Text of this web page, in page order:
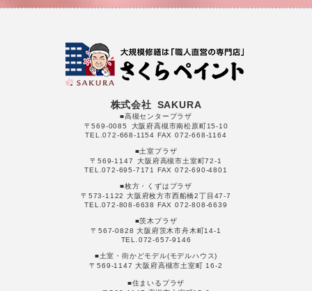
株式会社 SAKURA
■高槻センタープラザ
〒569-0085 大阪府高槻市南松原町15-10
TEL.072-668-1154 FAX 072-668-1164
■土室プラザ
〒569-1147 大阪府高槻市土室町72-1
TEL.072-695-7171 FAX 072-690-4801
■枚方・くずはプラザ
〒573-1122 大阪府枚方市西船橋2丁目47-7
TEL.072-808-6638 FAX 072-808-6639
■茨木プラザ
〒567-0828 大阪府茨木市舟木町14-1
TEL.072-657-9146
■土室・街かどモデル(モデルハウス)
〒569-1147 大阪府高槻市土室町 16-2
■住まいるプラザ